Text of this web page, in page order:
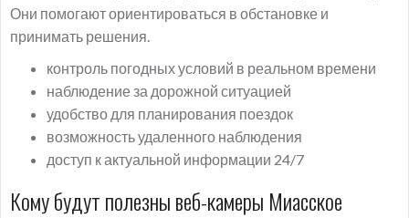
Они помогают ориентироваться в обстановке и
принимать решения.
контроль погодных условий в реальном времени
наблюдение за дорожной ситуацией
удобство для планирования поездок
возможность удаленного наблюдения
доступ к актуальной информации 24/7
Кому будут полезны веб-камеры Миасское